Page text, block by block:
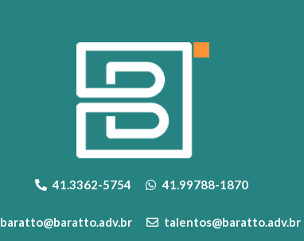
41.3362-5754 41.99788-1870
baratto@baratto.adv.br talentos@baratto.adv.br